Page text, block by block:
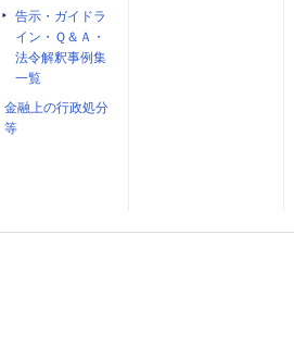
告示・ガイドラ
イン・Ｑ＆Ａ・
法令解釈事例集
一覧
金融上の行政処分
等